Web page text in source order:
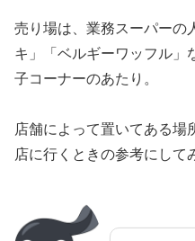
売り場は、業務スーパーの
キ」「ベルギーワッフル」
子コーナーのあたり。
店舗によって置いてある場
店に行くときの参考にして